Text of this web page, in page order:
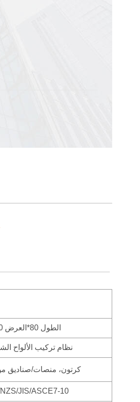
الطول 80*العرض 50*الارتفاع 84 ملم
نظام تركيب الألواح
كرتون، منصات/صناديق
JIS/ASCE7-10